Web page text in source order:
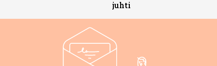
juhti